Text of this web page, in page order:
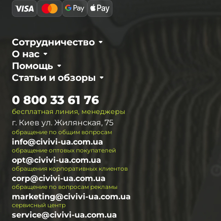
О нас
Сотрудничество
Статьи и обзоры
Помощь
бесплатная линия, менеджеры
0 800 33 61 76
г. Киев ул. Жилянская, 75
обращение по общим вопросам
info@civivi-ua.com.ua
обращение оптовых покупателей
opt@civivi-ua.com.ua
обращения корпоративных клиентов
corp@civivi-ua.com.ua
обращение по вопросам рекламы
marketing@civivi-ua.com.ua
сервисный центр
service@civivi-ua.com.ua